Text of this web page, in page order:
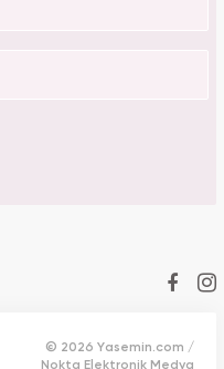
© 2026 Yasemin.com /
Nokta Elektronik Medya